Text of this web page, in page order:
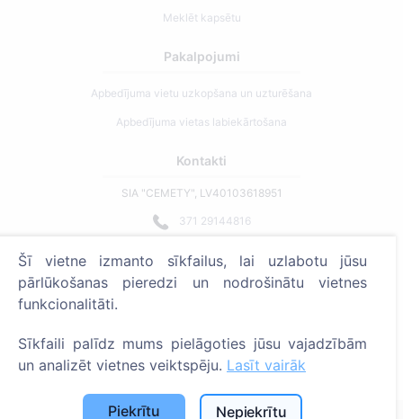
Meklēt kapsētu
Pakalpojumi
Apbedījuma vietu uzkopšana un uzturēšana
Apbedījuma vietas labiekārtošana
Kontakti
SIA "CEMETY", LV40103618951
371 29144816
Strādājam visā Latvijā!
Administratoriem
© 2013 - 2026 Cemety Visas tiesības aizsargātas
Šī vietne izmanto sīkfailus, lai uzlabotu jūsu
pārlūkošanas pieredzi un nodrošinātu vietnes
funkcionalitāti.
Sīkfaili palīdz mums pielāgoties jūsu vajadzībām
un analizēt vietnes veiktspēju. Lasīt vairāk
Piekrītu Nepiekrītu